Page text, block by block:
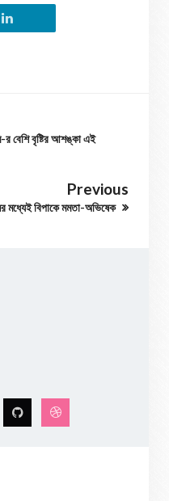
র বেশি বৃষ্টির আশঙ্কা এই
Previous
মধ্যেই বিপাকে মমতা-অভিষেক